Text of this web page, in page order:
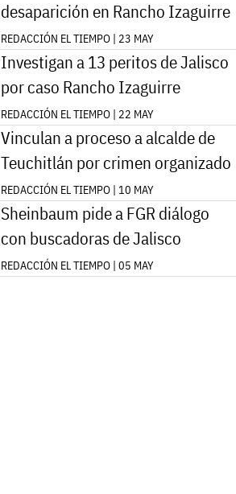
desaparición en Rancho Izaguirre
REDACCIÓN EL TIEMPO | 23 MAY
Investigan a 13 peritos de Jalisco
por caso Rancho Izaguirre
REDACCIÓN EL TIEMPO | 22 MAY
Vinculan a proceso a alcalde de
Teuchitlán por crimen organizado
REDACCIÓN EL TIEMPO | 10 MAY
Sheinbaum pide a FGR diálogo
con buscadoras de Jalisco
REDACCIÓN EL TIEMPO | 05 MAY